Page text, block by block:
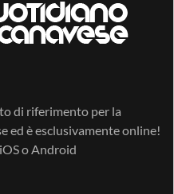
di riferimento per la
ed è esclusivamente online!
iOSo Android